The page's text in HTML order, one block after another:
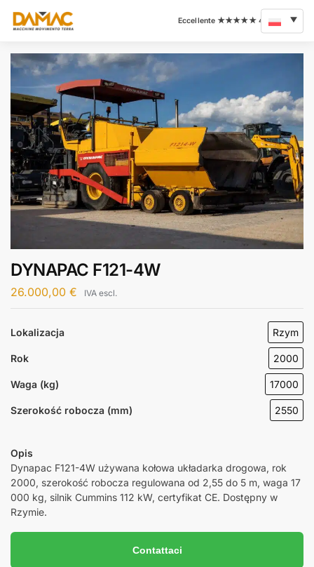
DYNAPAC F121-4W
26.000,00 € IVA escl.
Lokalizacja Rzym
Rok 2000
Waga (kg) 17000
Szerokość robocza (mm) 2550
Opis
Dynapac F121-4W używana kołowa układarka drogowa, rok
2000, szerokość robocza regulowana od 2,55 do 5 m, waga 17
000 kg, silnik Cummins 112 kW, certyfikat CE. Dostępny w
Rzymie.
Contattaci